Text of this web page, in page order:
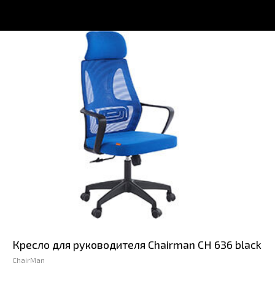
Кресло для руководителя Chairman CH 636 black
ChairMan